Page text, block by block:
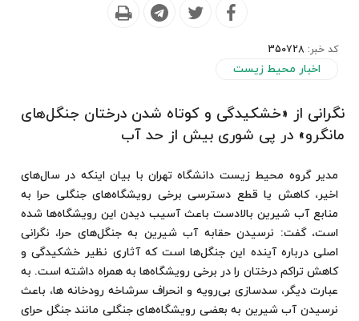
کد خبر: 350728
اخبار محیط زیست
نگرانی از «خشکیدگی و کوتاه شدن درختان جنگل‌های
مانگرو» در پی شوری بیش از حد آب
مدیر گروه محیط زیست دانشگاه تهران با بیان اینکه در سال‌های
اخیر، کاهش یا قطع دسترسی برخی رویشگاه‌های جنگلی حرا به
منابع آب شیرین بالادست باعث آسیب دیدن این رویشگاه‌ها شده
است، گفت: نرسیدن حقابه آب شیرین به جنگل‌های حرا، نگرانی
اصلی درباره آینده این جنگل‌ها است که آثاری نظیر خشکیدگی و
کاهش تراکم درختان را در برخی رویشگاه‌ها به همراه داشته است. به
عبارت دیگر، سدسازی بی‌رویه و انحراف سرشاخه رودخانه ها، باعث
نرسیدن آب شیرین به بعضی رویشگاه‌های جنگلی مانند جنگل حرای